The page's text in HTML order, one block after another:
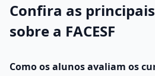
Confira as
sobre a FACESF
Como os alunos avaliam os